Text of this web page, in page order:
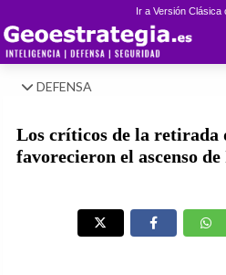
Ir a Versión Clásica
DEFENSA
Los críticos de la retirada
favorecieron el ascenso